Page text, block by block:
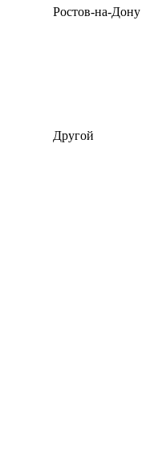
Ростов-на-Дону
Другой